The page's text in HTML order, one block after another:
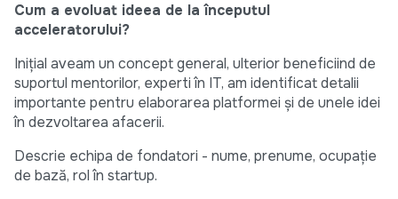
Cum a evoluat ideea de la începutul
acceleratorului?
Inițial aveam un concept general, ulterior beneficiind de
suportul mentorilor, experti în IT, am identificat detalii
importante pentru elaborarea platformei și de unele idei
în dezvoltarea afacerii.
Descrie echipa de fondatori - nume, prenume, ocupație
de bază, rol în startup.